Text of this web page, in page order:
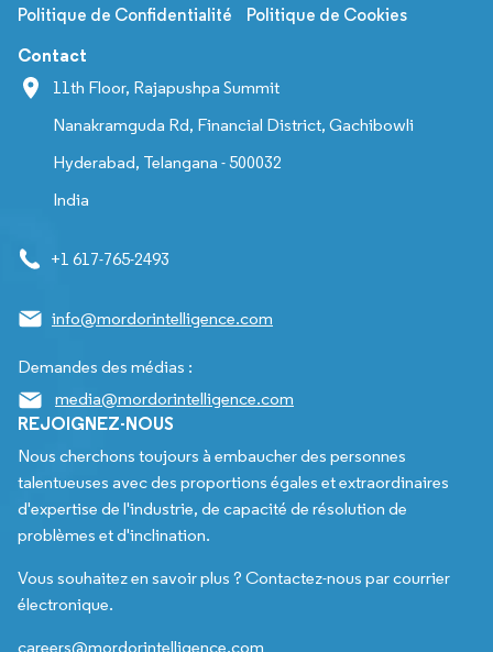
Politique de Confidentialité Politique de Cookies
Contact
11th Floor, Rajapushpa Summit
Nanakramguda Rd, Financial District, Gachibowli
Hyderabad, Telangana - 500032
India
+1 617-765-2493
info@mordorintelligence.com
Demandes des médias :
media@mordorintelligence.com
REJOIGNEZ-NOUS
Nous cherchons toujours à embaucher des personnes
talentueuses avec des proportions égales et extraordinaires
d'expertise de l'industrie, de capacité de résolution de
problèmes et d'inclination.
Vous souhaitez en savoir plus ? Contactez-nous par courrier
électronique.
careers@mordorintelligence.com